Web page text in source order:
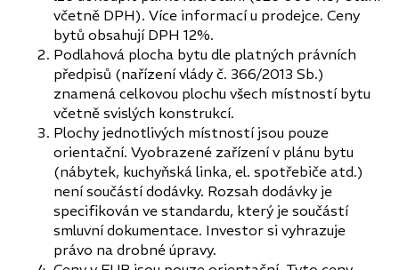
včetně DPH). Více informací u prodejce. Ceny
bytů obsahují DPH 12%.
Podlahová plocha bytu dle platných právních
předpisů (nařízení vlády č. 366/2013 Sb.)
znamená celkovou plochu všech místností bytu
včetně svislých konstrukcí.
Plochy jednotlivých místností jsou pouze
orientační. Vyobrazené zařízení v plánu bytu
(nábytek, kuchyňská linka, el. spotřebiče atd.)
není součástí dodávky. Rozsah dodávky je
specifikován ve standardu, který je součástí
smluvní dokumentace. Investor si vyhrazuje
právo na drobné úpravy.